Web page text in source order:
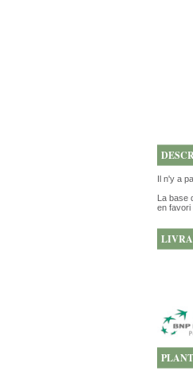
Il n'y a
La base
en favori